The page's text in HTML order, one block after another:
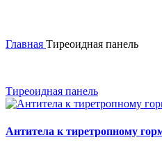
Главная Тиреоидная панель
Тиреоидная панель
Антитела к тиретропному